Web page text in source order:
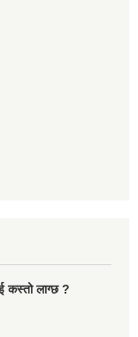
कस्तो लाग्छ ?